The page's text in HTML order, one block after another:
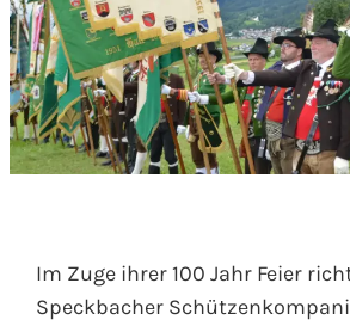
Im Zuge ihrer 100 Jahr Feier
Speckbacher